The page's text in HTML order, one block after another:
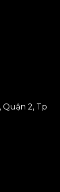
2, Tp